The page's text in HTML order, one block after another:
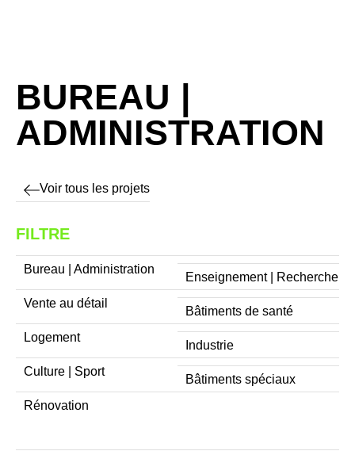
Voir tous les projets
FILTRE
Bureau | Administration
Enseignement | Recherche
Vente au détail
Bâtiments de santé
Logement
Industrie
Culture | Sport
Bâtiments spéciaux
Rénovation
BUREAU |
ADMINISTRATION